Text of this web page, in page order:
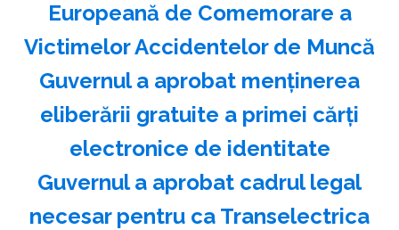
Europeană de Comemorare a
Victimelor Accidentelor de Muncă
Guvernul a aprobat menţinerea
eliberării gratuite a primei cărţi
electronice de identitate
Guvernul a aprobat cadrul legal
necesar pentru ca Transelectrica